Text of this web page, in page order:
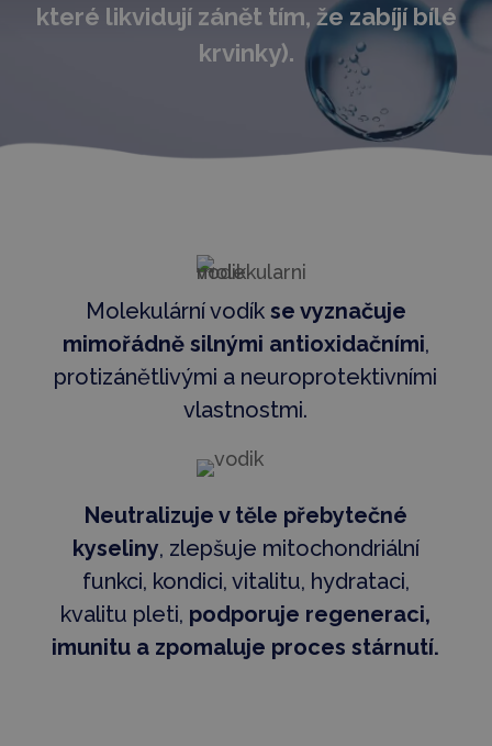
které likvidují zánět tím, že zabíjí bílé
krvinky).
Molekulární vodík se vyznačuje
mimořádně silnými antioxidačními,
protizánětlivými a neuroprotektivními
vlastnostmi.
Neutralizuje v těle přebytečné
kyseliny, zlepšuje mitochondriální
funkci, kondici, vitalitu, hydrataci,
kvalitu pleti, podporuje regeneraci,
imunitu a zpomaluje proces stárnutí.